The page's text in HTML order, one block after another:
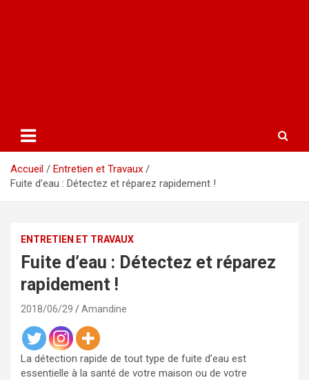
Accueil
Entretien et Travaux
Fuite d’eau : Détectez et réparez rapidement !
ENTRETIEN ET TRAVAUX
Fuite d’eau : Détectez et réparez
rapidement !
2018/06/29 Amandine
La détection rapide de tout type de fuite d’eau est
essentielle à la santé de votre maison ou de votre